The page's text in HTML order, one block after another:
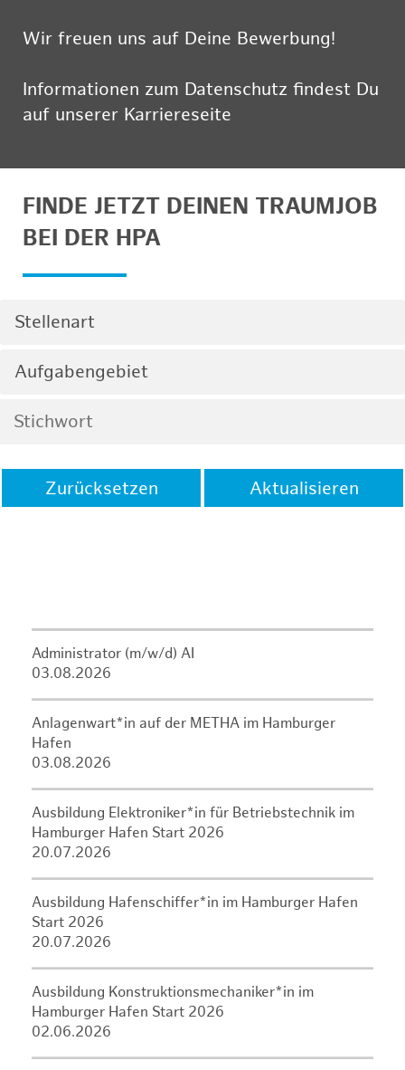
Wir freuen uns auf Deine Bewerbung!
Informationen zum Datenschutz findest Du
auf unserer Karriereseite
FINDE JETZT DEINEN TRAUMJOB
BEI DER HPA
Stellenart
Aufgabengebiet
Zurücksetzen Aktualisieren
Administrator (m/w/d) AI
03.08.2026
Anlagenwart*in auf der METHA im Hamburger
Hafen
03.08.2026
Ausbildung Elektroniker*in für Betriebstechnik im
Hamburger Hafen Start 2026
20.07.2026
Ausbildung Hafenschiffer*in im Hamburger Hafen
Start 2026
20.07.2026
Ausbildung Konstruktionsmechaniker*in im
Hamburger Hafen Start 2026
02.06.2026